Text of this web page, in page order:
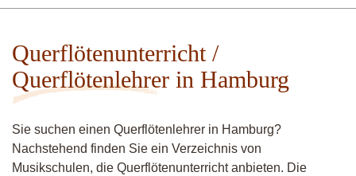
Querflötenunterricht /
Querflötenlehrer in Hamburg
Sie suchen einen Querflötenlehrer in Hamburg?
Nachstehend finden Sie ein Verzeichnis von
Musikschulen, die Querflötenunterricht anbieten. Die